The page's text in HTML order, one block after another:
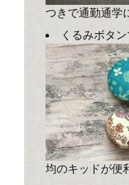
つきで通勤通学
くるみボタ
均のキッドが便